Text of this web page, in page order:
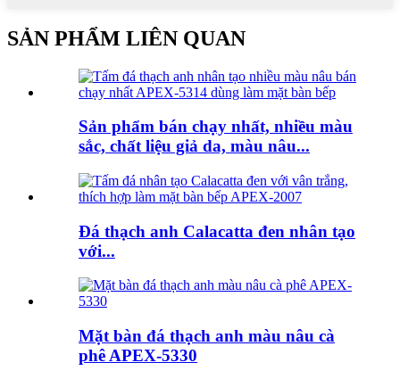
SẢN PHẨM LIÊN QUAN
Sản phẩm bán chạy nhất, nhiều màu
sắc, chất liệu giả da, màu nâu...
Đá thạch anh Calacatta đen nhân tạo
với...
Mặt bàn đá thạch anh màu nâu cà
phê APEX-5330